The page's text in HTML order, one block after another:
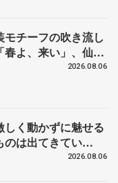
チーフの吹き流し
よ、来い」、仙台
2026.08.06
く動かずに魅せる
のは出てきてい
と慕うレジェンド
2026.08.06